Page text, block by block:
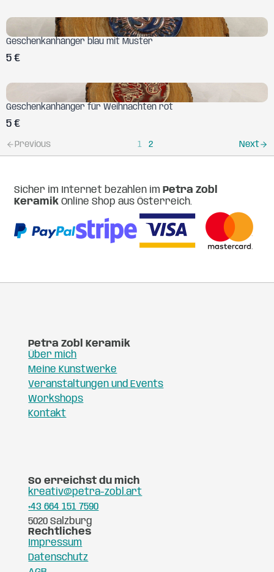
Geschenkanhänger blau mit Muster
5 €
Geschenkanhänger für Weihnachten rot
5 €
Previous 1 2 Next
Sicher im Internet bezahlen im Petra Zobl
Keramik Online Shop aus Österreich.
Petra Zobl Keramik
Über mich
Meine Kunstwerke
Veranstaltungen und Events
Workshops
Kontakt
So erreichst du mich
kreativ@petra-zobl.art
+43 664 151 7590
5020 Salzburg
Rechtliches
Impressum
Datenschutz